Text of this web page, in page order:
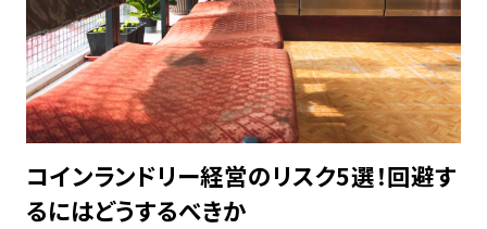
コインランドリー経営のリスク5選！回避す
るにはどうするべきか